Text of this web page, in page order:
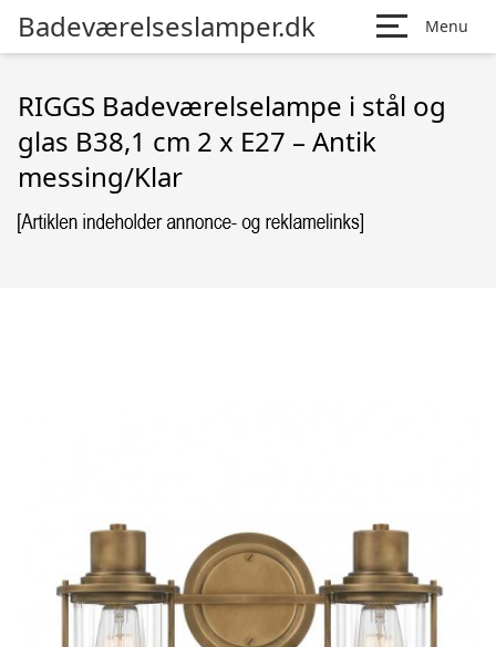
Badeværelseslamper.dk Menu
RIGGS Badeværelselampe i stål og
glas B38,1 cm 2 x E27 – Antik
messing/Klar